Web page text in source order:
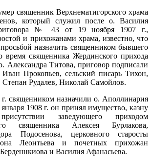
священник Верхнематигорского храма
который служил после о. Василия
№ 43 от 19 ноября 1907 г.,
и прихожанами храма, известно, что
назначить священником бывшего
время священника Жердинского прихода
Александра Титова, приговор подписали
Иван Прокопьев, сельский писарь Тихон,
Рудалев, Николай Самойлов.
священником назначили о. Аполлинария
1908 г. он принял имущество, казну
заведующего приходом
священника Алексея Бурлакова,
Подосенова, церковного старосты
Леонтьева и почетных прихожан
и Василия Афанасьева.